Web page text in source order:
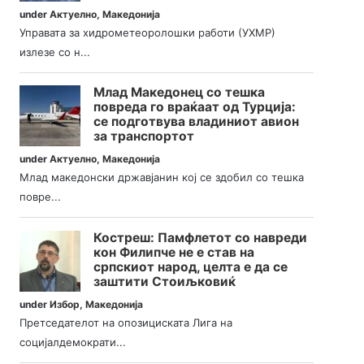
underАктуелно,Македонија
Управата за хидрометеоролошки работи (УХМР)
излезе со н...
Млад Македонец со тешка
повреда го враќаат од Турција:
се подготвува владиниот авион
за транспортот
underАктуелно,Македонија
Млад македонски државјанин кој се здобил со тешка
повре...
Костреш: Памфлетот со навреди
кон Филипче не е став на
српскиот народ, целта е да се
заштити Стоиљковиќ
underИзбор,Македонија
Претседателот на опозициската Лига на
социјалдемократи...